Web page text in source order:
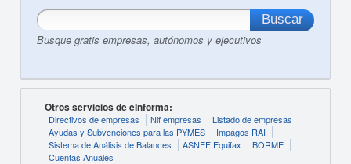
Busque gratis empresas, autónomos y ejecutivos
Otros servicios de eInforma:
Directivos de empresas Nif empresas
Listado de empresas
Ayudas y Subvenciones para las PYMES
Impagos RAI
Sistema de Análisis de Balances
ASNEF Equifax
BORME
Cuentas Anuales